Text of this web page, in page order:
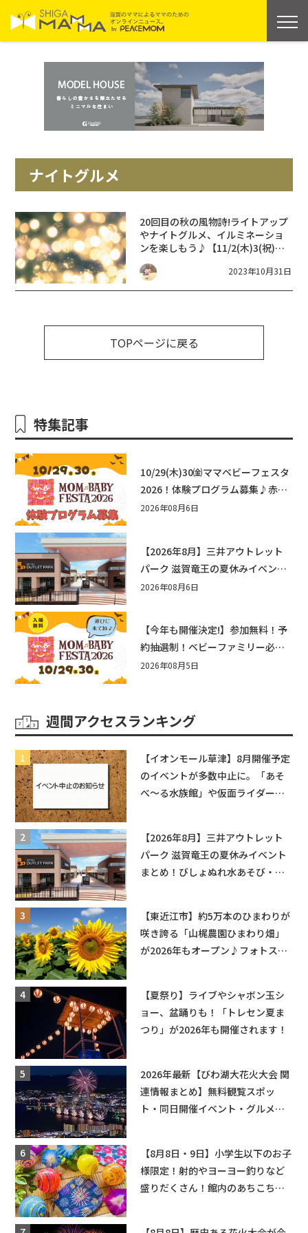
ナイトグルメ
20回目の秋の風物詩!ライトアップ
やナイトグルメ、イルミネーショ
ンを楽しもう♪【11/2(木)3(祝)】
草津街あかり華あかり夢あかり
2023年10月31日
TOPページに戻る
特集記事
10/29(木)30㈮ママベビーフェスタ
2026！体験プログラム募集♪赤ち
ゃん向けイベントに出演しません
2026年08月6日
【2026年8月】三井アウトレット
パーク 滋賀竜王の夏休みイベント
まとめ！びしょぬれ水あそび・激
2026年08月6日
【今年も開催決定!】参加無料！予
約抽選制！ベビーファミリー必見
☆入場無料☆10/29(木)30(金)ママ
2026年08月5日
週間アクセスランキング
【イオンモール草津】8月開催予定
のイベントが多数中止に。「あそ
べ〜る水族館」や仮面ライダーシ
【2026年8月】三井アウトレット
パーク 滋賀竜王の夏休みイベント
まとめ！びしょぬれ水あそび・激
【東近江市】約5万本のひまわりが
咲き誇る「山梶農園ひまわり畑」
が2026年もオープン♪フォトスポ
【夏祭り】ライブやシャボン玉シ
ョー、盆踊りも！「トレセン夏ま
つり」が2026年も開催されます！
2026年最新【びわ湖大花火大会 関
連情報まとめ】無料観覧スポッ
ト・同日開催イベント・グルメマ
【8月8日・9日】小学生以下のお子
様限定！射的やヨーヨー釣りなど
盛りだくさん！館内のあちこちに